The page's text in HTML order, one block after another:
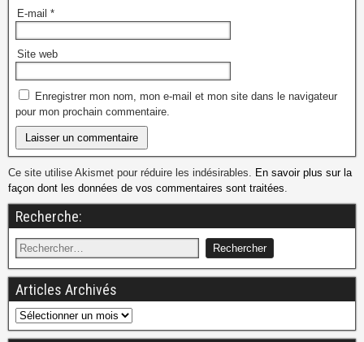
E-mail *
Site web
Enregistrer mon nom, mon e-mail et mon site dans le navigateur
pour mon prochain commentaire.
Ce site utilise Akismet pour réduire les indésirables. En savoir plus sur la
façon dont les données de vos commentaires sont traitées.
Recherche:
Articles Archivés